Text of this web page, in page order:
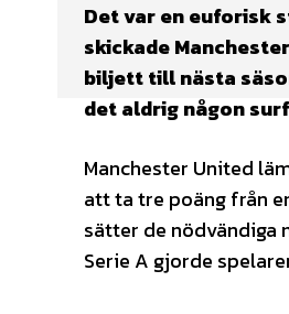
Det var en euforisk
skickade
biljett till nästa
det aldrig någon
Manchester United
att ta tre poäng från
sätter de nödvändiga
Serie A gjorde